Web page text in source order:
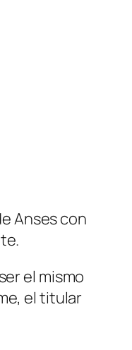
Anses con
el mismo
el titular